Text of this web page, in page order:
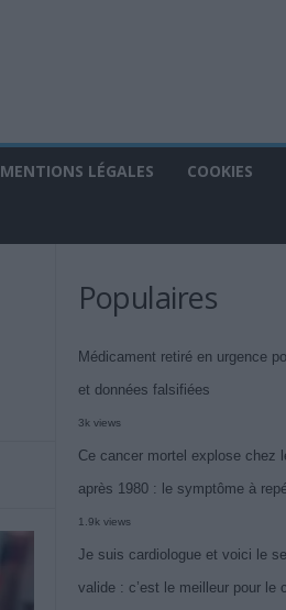
MENTIONS LÉGALES COOKIES
Populaires
Médicament retiré en urgence
et données falsifiées
3k views
Ce cancer mortel explose chez
après 1980 : le symptôme à
1.9k views
Je suis cardiologue et voici le
valide : c’est le meilleur pour le